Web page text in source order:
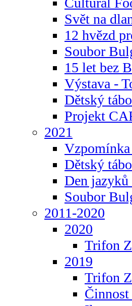
Svět na
12 hvězd
Soubor
15 let bez
Výstava -
Dětský
Projekt
2021
Dětský
Den jazyků
Soubor
2011-2020
2020
Trifon
2019
Trifon